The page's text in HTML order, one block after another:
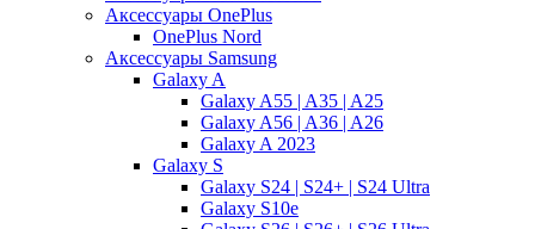
Аксессуары OnePlus
OnePlus Nord
Аксессуары Samsung
Galaxy A
Galaxy A55 | A35 | A25
Galaxy A56 | A36 | A26
Galaxy A 2023
Galaxy S
Galaxy S24 | S24+ | S24 Ultra
Galaxy S10e